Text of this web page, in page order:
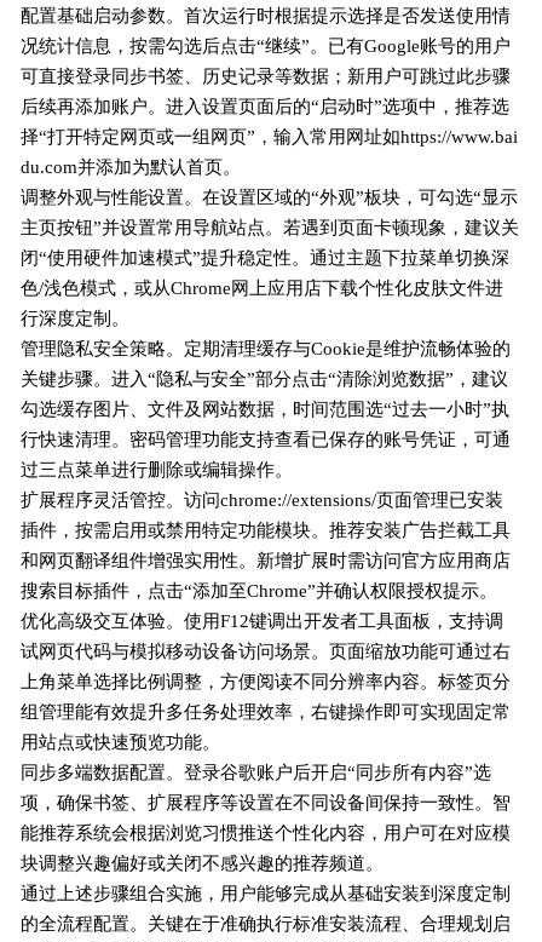
配置基础启动参数。首次运行时根据提示选择是否发送使用情
况统计信息，按需勾选后点击“继续”。已有Google账号的用户
可直接登录同步书签、历史记录等数据；新用户可跳过此步骤
后续再添加账户。进入设置页面后的“启动时”选项中，推荐选
择“打开特定网页或一组网页”，输入常用网址如https://www.bai
du.com并添加为默认首页。
调整外观与性能设置。在设置区域的“外观”板块，可勾选“显示
主页按钮”并设置常用导航站点。若遇到页面卡顿现象，建议关
闭“使用硬件加速模式”提升稳定性。通过主题下拉菜单切换深
色/浅色模式，或从Chrome网上应用店下载个性化皮肤文件进
行深度定制。
管理隐私安全策略。定期清理缓存与Cookie是维护流畅体验的
关键步骤。进入“隐私与安全”部分点击“清除浏览数据”，建议
勾选缓存图片、文件及网站数据，时间范围选“过去一小时”执
行快速清理。密码管理功能支持查看已保存的账号凭证，可通
过三点菜单进行删除或编辑操作。
扩展程序灵活管控。访问chrome://extensions/页面管理已安装
插件，按需启用或禁用特定功能模块。推荐安装广告拦截工具
和网页翻译组件增强实用性。新增扩展时需访问官方应用商店
搜索目标插件，点击“添加至Chrome”并确认权限授权提示。
优化高级交互体验。使用F12键调出开发者工具面板，支持调
试网页代码与模拟移动设备访问场景。页面缩放功能可通过右
上角菜单选择比例调整，方便阅读不同分辨率内容。标签页分
组管理能有效提升多任务处理效率，右键操作即可实现固定常
用站点或快速预览功能。
同步多端数据配置。登录谷歌账户后开启“同步所有内容”选
项，确保书签、扩展程序等设置在不同设备间保持一致性。智
能推荐系统会根据浏览习惯推送个性化内容，用户可在对应模
块调整兴趣偏好或关闭不感兴趣的推荐频道。
通过上述步骤组合实施，用户能够完成从基础安装到深度定制
的全流程配置。关键在于准确执行标准安装流程、合理规划启